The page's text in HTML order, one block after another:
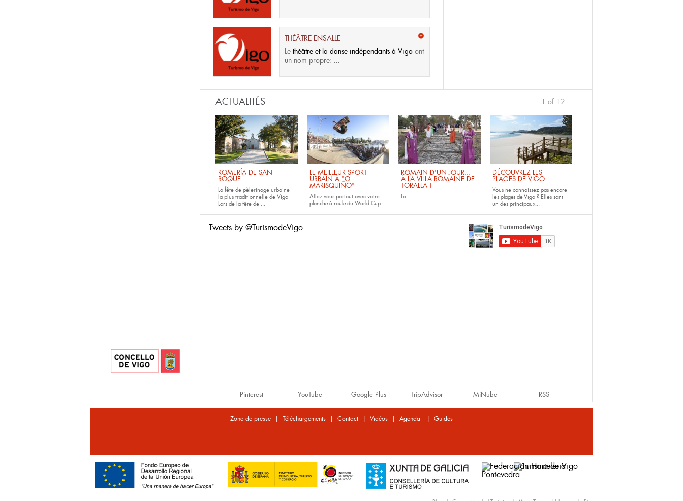
THÉÂTRE ENSALLE
Le théâtre et la danse indépendants à Vigo ont
un nom propre: ...
ACTUALITÉS
ROMERÍA DE SAN
ROQUE
La fête de pèlerinage urbaine
la plus traditionnelle de Vigo
Lors de la fête de ...
LE MEILLEUR SPORT
URBAIN À "O
MARISQUIÑO"
Allez-vous partout avec votre
planche à rouledu World Cup...
ROMAIN D'UN JOUR...
À LA VILLA ROMAINE DE
TORALLA !
La...
DÉCOUVREZ LES
PLAGES DE VIGO
Vous ne connaissez pas encore
les plages de Vigo ? Elles sont
un des principaux...
1 of 12
Tweets by @TurismodeVigo
Pinterest YouTube Google Plus TripAdvisor MiNube RSS
Zone de presse | Téléchargements | Contact | Vidéos | Agenda | Guides